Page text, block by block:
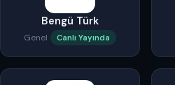
Bengü Türk
Genel Canlı Yayında